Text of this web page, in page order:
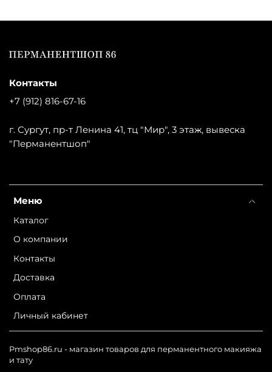
Меню
Каталог
О компании
Контакты
Доставка
Оплата
Личный кабинет
Контакты
+7 (912) 816-67-16
г. Сургут, пр-т Ленина 41, тц "Мир", 3 этаж, вывеска
"Перманентшоп"
Pmshop86.ru - магазин товаров для перманентного макияжа
и тату